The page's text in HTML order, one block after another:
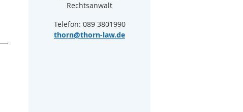
Rechtsanwalt
Telefon: 089 3801990
thorn@thorn-law.de